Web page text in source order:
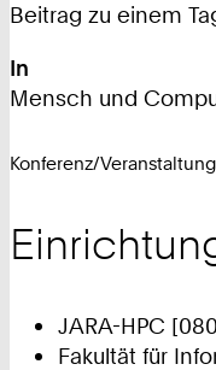
Beitrag zu einem
In
Mensch und
Konferenz/
JARA-HPC
Fakultät für